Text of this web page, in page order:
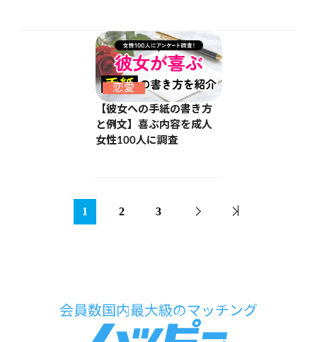
恋愛
【彼女への手紙の書き方
と例文】喜ぶ内容を成人
女性100人に調査
1 2 3